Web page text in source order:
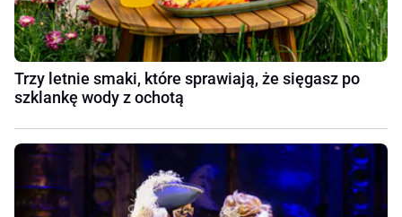
Trzy letnie smaki, które sprawiają, że sięgasz po
szklankę wody z ochotą